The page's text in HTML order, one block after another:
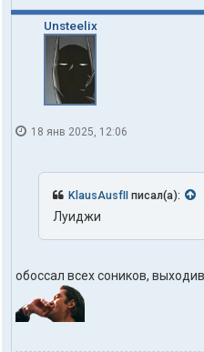
Unsteelix
18 янв 2025, 12:06
KlausAusfII писал(а):
Луиджи
обоссал всех соников,